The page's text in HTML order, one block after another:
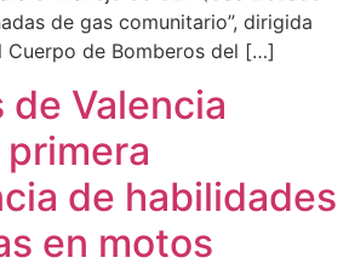
de gas comunitario”, dirigida
Cuerpo de Bomberos del […]
de Valencia
de habilidades
en motos